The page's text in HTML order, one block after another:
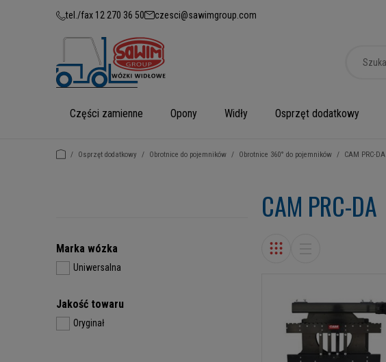
tel./fax 12 270 36 50 czesci@sawimgroup.com
Części zamienne Opony Widły Osprzęt dodatkowy
/ Osprzęt dodatkowy / Obrotnice do pojemników / Obrotnice 360° do pojemników / CAM PRC-DA
Marka wózka
Uniwersalna
Jakość towaru
Oryginał
CAM PRC-DA